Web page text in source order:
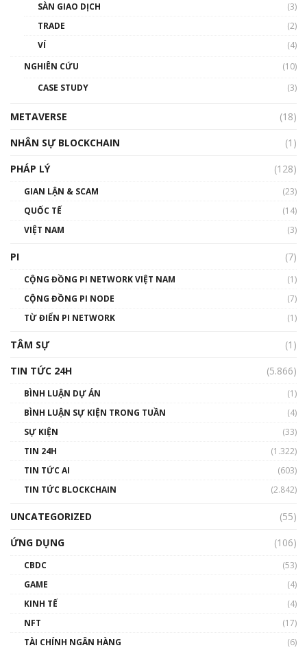
SÀN GIAO DỊCH
(3)
TRADE
(2)
VÍ
(4)
NGHIÊN CỨU
(10)
CASE STUDY
(3)
METAVERSE
(18)
NHÂN SỰ BLOCKCHAIN
(1)
PHÁP LÝ
(128)
GIAN LẬN & SCAM
(23)
QUỐC TẾ
(14)
VIỆT NAM
(3)
PI (7)
CỘNG ĐỒNG PI NETWORK VIỆT NAM
(1)
CỘNG ĐỒNG PI NODE
(7)
TỪ ĐIỂN PI NETWORK
(1)
TÂM SỰ
(1)
TIN TỨC 24H
(5.866)
BÌNH LUẬN DỰ ÁN
(1)
BÌNH LUẬN SỰ KIỆN TRONG TUẦN
(4)
SỰ KIỆN
(33)
TIN 24H
(1.322)
TIN TỨC AI
(603)
TIN TỨC BLOCKCHAIN
(2.842)
UNCATEGORIZED
(55)
ỨNG DỤNG
(106)
CBDC
(53)
GAME
(4)
KINH TẾ
(4)
NFT
(17)
TÀI CHÍNH NGÂN HÀNG
(6)